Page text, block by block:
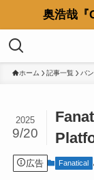
奥浩哉『
ホーム 記事一覧 バ
2025
9/20
広告 Fanatical